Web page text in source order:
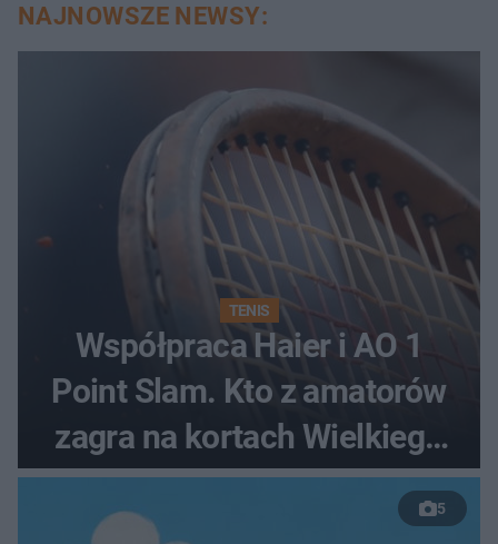
NAJNOWSZE NEWSY:
TENIS
Współpraca Haier i AO 1
Point Slam. Kto z amatorów
zagra na kortach Wielkiego
Szlema?
5